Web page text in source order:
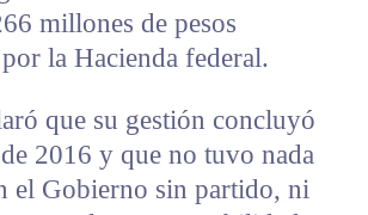
millones de pesos
la Hacienda federal.
que su gestión concluyó
2016 y que no tuvo nada
el Gobierno sin partido, ni